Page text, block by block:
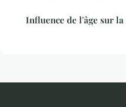
Influence de l'âge sur